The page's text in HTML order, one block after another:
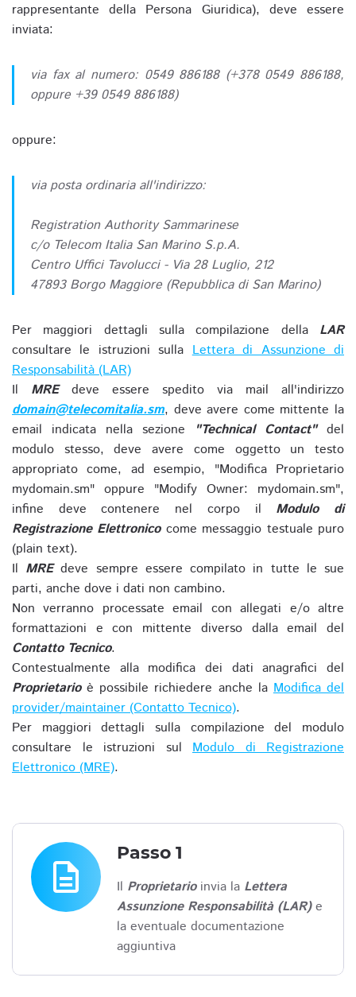
rappresentante della Persona Giuridica), deve essere
inviata:
via fax al numero: 0549 886188 (+378 0549 886188,
oppure +39 0549 886188)
oppure:
via posta ordinaria all'indirizzo:
Registration Authority Sammarinese
c/o Telecom Italia San Marino S.p.A.
Centro Uffici Tavolucci - Via 28 Luglio, 212
47893 Borgo Maggiore (Repubblica di San Marino)
Per maggiori dettagli sulla compilazione della LAR
consultare le istruzioni sullaLettera di Assunzione di
Responsabilità (LAR)
Il MREdeve essere spedito via mail all'indirizzo
domain@telecomitalia.sm, deve avere come mittente la
email indicata nella sezione
"Technical Contact"del
modulo stesso, deve avere come oggetto un testo
appropriato come, ad esempio, "Modifica Proprietario
mydomain.sm" oppure "Modify Owner: mydomain.sm",
infine deve contenere nel corpo il Modulo di
Registrazione Elettronicocome messaggio testuale puro
(plain text).
Il MREdeve sempre essere compilato in tutte le sue
parti, anche dove i dati non cambino.
Non verranno processate email con allegati e/o altre
formattazioni e con mittente diverso dalla email del
Contatto Tecnico.
Contestualmente alla modifica dei dati anagrafici del
Proprietarioè possibile richiedere anche laModifica del
provider/maintainer (Contatto Tecnico).
Per maggiori dettagli sulla compilazione del modulo
consultare le istruzioni sul Modulo di Registrazione
Elettronico (MRE).
description
Passo 1
Il Proprietarioinvia la Lettera
Assunzione Responsabilità (LAR)e
la eventuale documentazione
aggiuntiva